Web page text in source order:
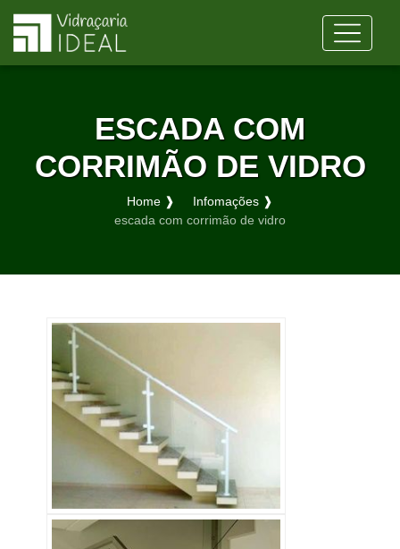
ESCADA COM
CORRIMÃO DE VIDRO
Home ❱
Infomações ❱
escada com corrimão de vidro